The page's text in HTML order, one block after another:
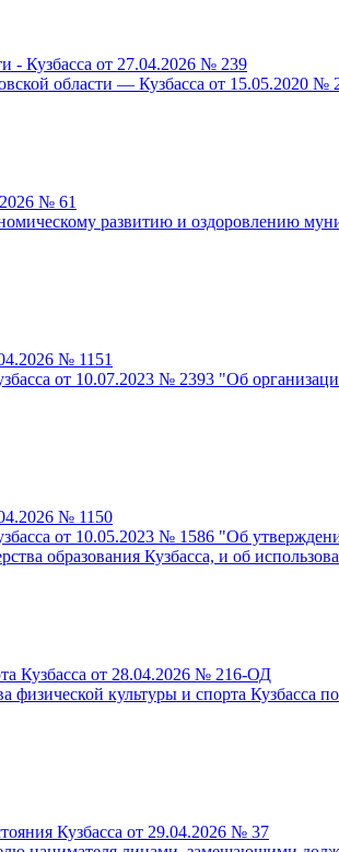
- Кузбасса от 27.04.2026 № 239
области — Кузбасса от 15.05.2020
№ 61
развитию и оздоровлению
№ 1151
от 10.07.2023 № 2393 "Об
№ 1150
от 10.05.2023 № 1586 "Об
образования Кузбасса, и об
Кузбасса от 28.04.2026 № 216-ОД
культуры и спорта Кузбасса
Кузбасса от 29.04.2026 № 37